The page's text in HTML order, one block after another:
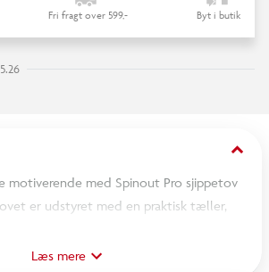
Fri fragt over 599,- Byt i butik
keyboard_arrow_down
motiverende med Spinout Pro sjippetov
er udstyret med en praktisk tæller,
både børn og voksne, der vil kombinere
Læs mere